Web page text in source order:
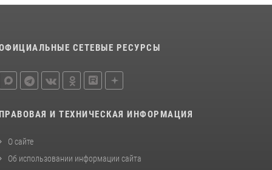
Белгород»
В Белгороде росгвардейцы приняли участие
Российского общества «Знание»
17 июля 2026, 07:10
Белгородские росгвардейцы задержали
СЕТЕВЫЕ РЕСУРСЫ
ПРАВОВАЯ И ТЕХНИЧЕСКАЯ ИНФОРМАЦИЯ
О сайте
Об использовании информации сайта